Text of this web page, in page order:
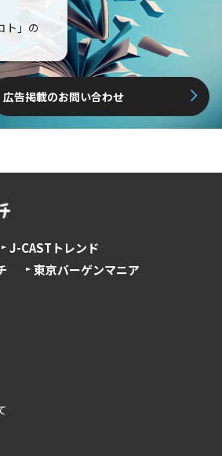
ト」の
広告掲載のお問い合わせ
J-CASTトレンド
東京バーゲンマニア